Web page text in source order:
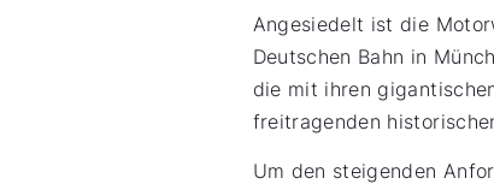
Angesiedelt ist die
Deutschen Bahn in
die mit ihren
freitragenden
Um den steigenden